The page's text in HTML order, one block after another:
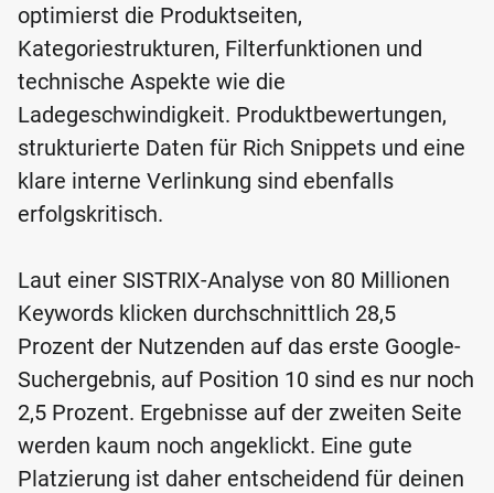
optimierst die Produktseiten,
Kategoriestrukturen, Filterfunktionen und
technische Aspekte wie die
Ladegeschwindigkeit. Produktbewertungen,
strukturierte Daten für Rich Snippets und eine
klare interne Verlinkung sind ebenfalls
erfolgskritisch.
Laut einer SISTRIX-Analyse von 80 Millionen
Keywords klicken durchschnittlich 28,5
Prozent der Nutzenden auf das erste Google-
Suchergebnis, auf Position 10 sind es nur noch
2,5 Prozent. Ergebnisse auf der zweiten Seite
werden kaum noch angeklickt. Eine gute
Platzierung ist daher entscheidend für deinen